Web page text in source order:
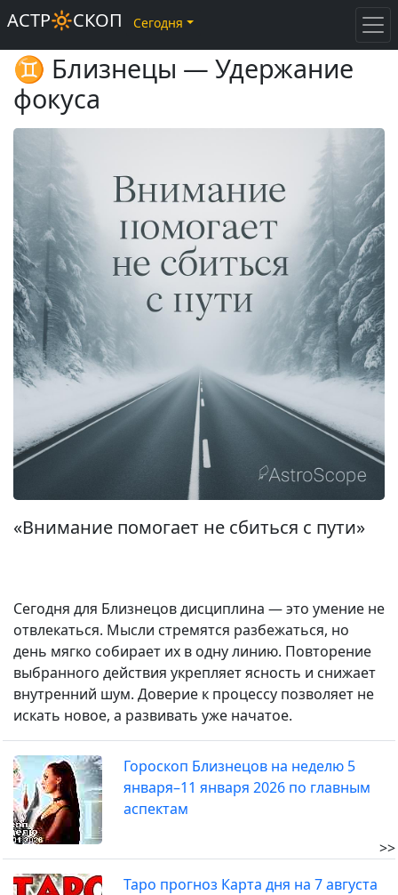
♊ Близнецы — Удержание
фокуса
«Внимание помогает не сбиться с пути»
Сегодня для Близнецов дисциплина — это умение не
отвлекаться. Мысли стремятся разбежаться, но
день мягко собирает их в одну линию. Повторение
выбранного действия укрепляет ясность и снижает
внутренний шум. Доверие к процессу позволяет не
искать новое, а развивать уже начатое.
Гороскоп Близнецов на неделю 5
января–11 января 2026 по главным
аспектам
>>
Таро прогноз Карта дня на 7 августа
АСТР🔆СКОП Сегодня